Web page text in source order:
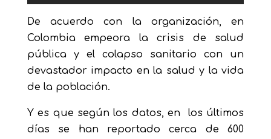
De acuerdo con la organización, en
Colombia empeora la crisis de salud
pública y el colapso sanitario con un
devastador impacto en la salud y la vida
de la población.
Y es que según los datos, en los últimos
días se han reportado cerca de 600